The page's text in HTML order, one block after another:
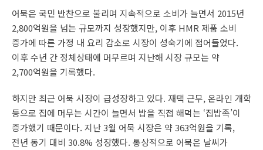
어묵은 국민 반찬으로 불리며 지속적으로 소비가 늘면서 2015년
2,800억원을 넘는 규모까지 성장했지만, 이후 HMR 제품 소비
증가에 따른 가정 내 요리 감소로 시장이 성숙기에 접어들었다.
이후 수년 간 정체상태에 머무르며 지난해 시장 규모는 약
2,700억원을 기록했다.
하지만 최근 어묵 시장이 급성장하고 있다. 재택 근무, 온라인 개학
등으로 집에 머무는 시간이 늘면서 밥을 직접 해먹는 ‘집밥족’이
증가했기 때문이다. 지난 3월 어묵 시장은 약 363억원을 기록,
전년 동기 대비 30.8% 성장했다. 통상적으로 어묵은 날씨가